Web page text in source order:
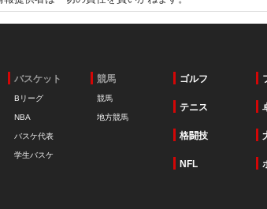
バスケット
Bリーグ
NBA
バスケ代表
学生バスケ
競馬
競馬
地方競馬
ゴルフ
テニス
格闘技
NFL